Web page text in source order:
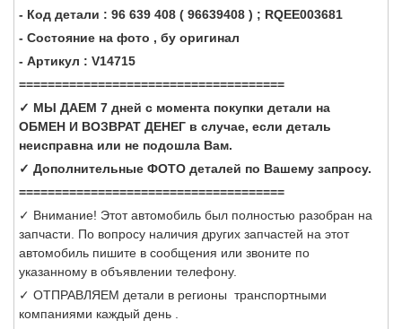
- Код детали : 96 639 408 ( 96639408 ) ; RQEE003681
- Состояние на фото , бу оригинал
- Артикул : V14715
=====================================
✓ МЫ ДАЕМ 7 дней с момента покупки детали на
ОБМЕН И ВОЗВРАТ ДЕНЕГ в случае, если деталь
неисправна или не подошла Вам.
✓ Дополнительные ФОТО деталей по Вашему запросу.
=====================================
✓ Внимание! Этот автомобиль был полностью разобран на
запчасти. По вопросу наличия других запчастей на этот
автомобиль пишите в сообщения или звоните по
указанному в объявлении телефону.
✓ ОТПРАВЛЯЕМ детали в регионы транспортными
компаниями каждый день .